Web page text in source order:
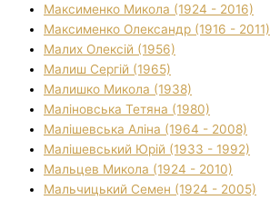
Максименко Микола (1924 - 2016)
Максименко Олександр (1916 - 2011)
Малих Олексій (1956)
Малиш Сергій (1965)
Малишко Микола (1938)
Маліновська Тетяна (1980)
Малішевська Аліна (1964 - 2008)
Малішевський Юрій (1933 - 1992)
Мальцев Микола (1924 - 2010)
Мальчицький Семен (1924 - 2005)